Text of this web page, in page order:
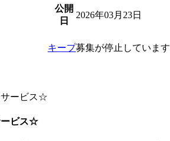
公開
日
2026年03月23日
キープ募集が停止しています
ービス☆